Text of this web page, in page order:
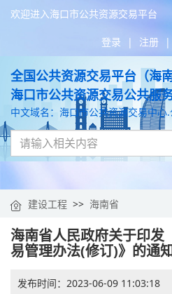
欢迎进入海口市公共资源交易平台
登录 | 注册 |
全国公共资源交易平台（海
海口市公共资源交易公共服
中文域名：海口市公共资源交易中心.
建设工程 >> 海南省
海南省人民政府关于印发
易管理办法(修订)》的通
发布时间： 2023-06-09 11:03:18